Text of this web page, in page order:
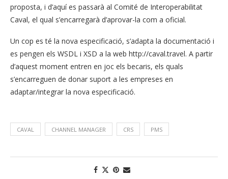
proposta, i d’aquí es passarà al Comité de Interoperabilitat
Caval, el qual s’encarregarà d’aprovar-la com a oficial.
Un cop es té la nova especificació, s’adapta la documentació i
es pengen els WSDL i XSD a la web http://caval.travel. A partir
d’aquest moment entren en joc els becaris, els quals
s’encarreguen de donar suport a les empreses en
adaptar/integrar la nova especificació.
CAVAL CHANNEL MANAGER CRS PMS